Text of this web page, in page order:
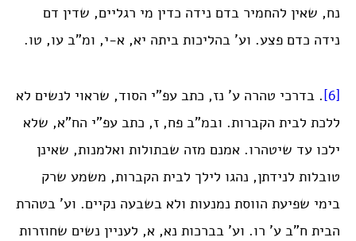
נח, שאין להחמיר בדם נידה כדין מי רגליים, שדין דם
נידה כדם פצע. וע’ בהליכות ביתה יא, א-י, ומ”ב עו, טו.
[6]
. בדרכי טהרה ע’ נז, כתב עפ”י הסוד, שראוי לנשים לא
ללכת לבית הקברות. ובמ”ב פח, ז, כתב עפ”י הח”א, שלא
ילכו עד שיטהרו. אמנם מזה שבתולות ואלמנות, שאינן
טובלות לנידתן, נהגו לילך לבית הקברות, משמע שרק
בימי שפיעת הווסת נמנעות ולא בשבעה נקיים. וע’ בטהרת
הבית ח”ב ע’ רו. וע’ בברכות נא, א, לעניין נשים שחוזרות